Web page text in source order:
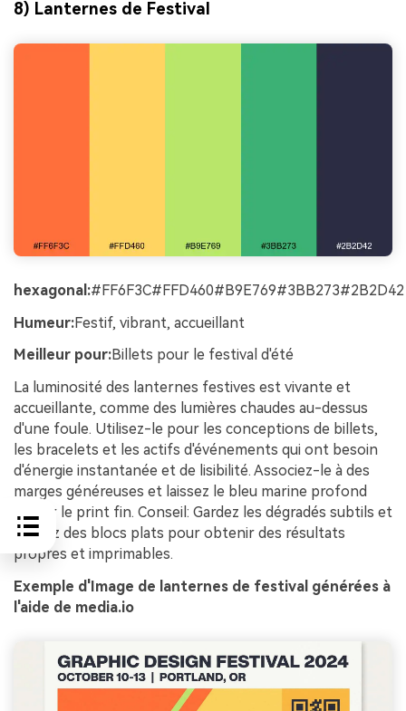
8) Lanternes de Festival
hexagonal:#FF6F3C#FFD460#B9E769#3BB273#2B2D42
Humeur:Festif, vibrant, accueillant
Meilleur pour:Billets pour le festival d'été
La luminosité des lanternes festives est vivante et
accueillante, comme des lumières chaudes au-dessus
d'une foule. Utilisez-le pour les conceptions de billets,
les bracelets et les actifs d'événements qui ont besoin
d'énergie instantanée et de lisibilité. Associez-le à des
marges généreuses et laissez le bleu marine profond
ancrer le print fin. Conseil: Gardez les dégradés subtils et
utilisez des blocs plats pour obtenir des résultats
propres et imprimables.
Exemple d'Image de lanternes de festival générées à
l'aide de media.io